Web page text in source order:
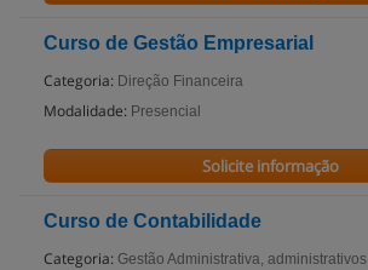
Curso de Gestão Empresarial
Categoria: Direção Financeira
Modalidade: Presencial
Solicite informação
Curso de Contabilidade
Categoria: Gestão Administrativa, administrativos